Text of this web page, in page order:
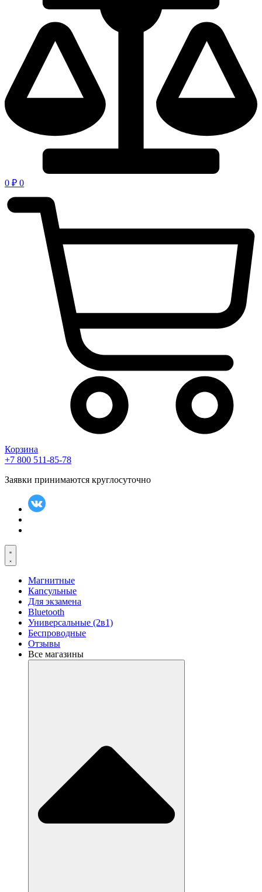
0 ₽ 0
Корзина
+7 800 511-85-78
Заявки принимаются круглосуточно
Магнитные
Капсульные
Для экзамена
Bluetooth
Универсальные (2в1)
Беспроводные
Отзывы
Все магазины